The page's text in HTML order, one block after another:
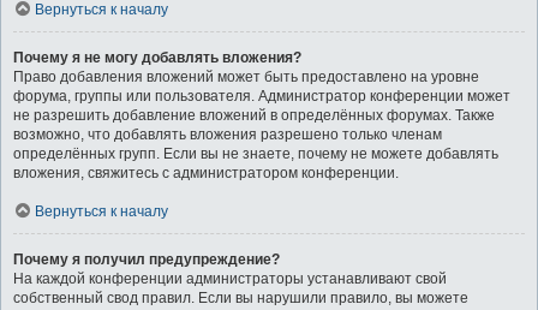
Вернуться к началу
Почему я не могу добавлять вложения?
Право добавления вложений может быть предоставлено на уровне
форума, группы или пользователя. Администратор конференции может
не разрешить добавление вложений в определённых форумах. Также
возможно, что добавлять вложения разрешено только членам
определённых групп. Если вы не знаете, почему не можете добавлять
вложения, свяжитесь с администратором конференции.
Вернуться к началу
Почему я получил предупреждение?
На каждой конференции администраторы устанавливают свой
собственный свод правил. Если вы нарушили правило, вы можете